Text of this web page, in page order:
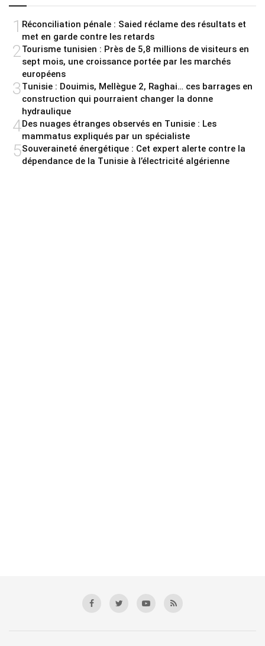
1 Réconciliation pénale : Saied réclame des résultats et
met en garde contre les retards
2Tourisme tunisien : Près de 5,8 millions de visiteurs en
sept mois, une croissance portée par les marchés
européens
3Tunisie : Douimis, Mellègue 2, Raghai… ces barrages en
construction qui pourraient changer la donne
hydraulique
4Des nuages étranges observés en Tunisie : Les
mammatus expliqués par un spécialiste
5Souveraineté énergétique : Cet expert alerte contre la
dépendance de la Tunisie à l’électricité algérienne